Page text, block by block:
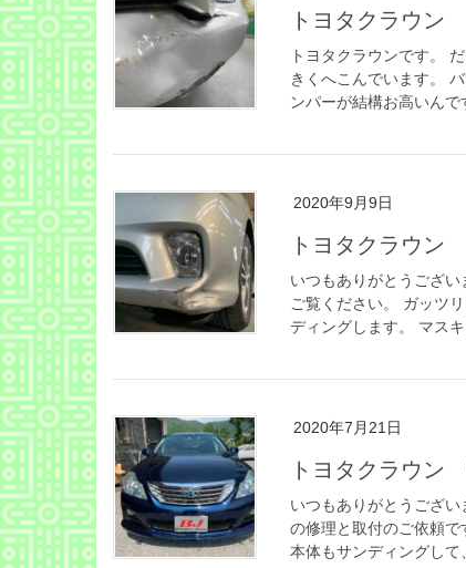
トヨタクラウ
トヨタクラウンです。
きくへこんでいます。
ンパーが結構お高いん
2020年9月9日
トヨタクラウン
いつもありがとうござい
ご覧ください。 ガッツ
ディングします。 マス
2020年7月21日
トヨタクラウン
いつもありがとうござ
の修理と取付のご依頼
本体もサンディングし